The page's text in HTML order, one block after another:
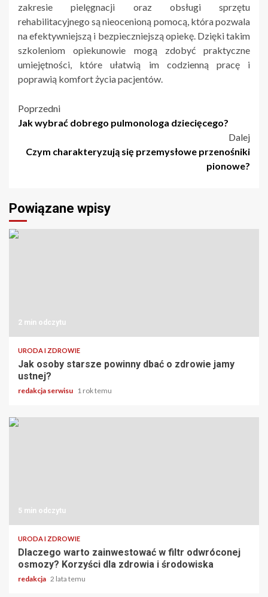
zakresie pielęgnacji oraz obsługi sprzętu
rehabilitacyjnego są nieocenioną pomocą, która pozwala
na efektywniejszą i bezpieczniejszą opiekę. Dzięki takim
szkoleniom opiekunowie mogą zdobyć praktyczne
umiejętności, które ułatwią im codzienną pracę i
poprawią komfort życia pacjentów.
Nawigacja
Poprzedni
Jak wybrać dobrego pulmonologa dziecięcego?
Dalej
Czym charakteryzują się przemysłowe przenośniki
pionowe?
Powiązane wpisy
2 min odczytu
URODA I ZDROWIE
Jak osoby starsze powinny dbać o zdrowie jamy
ustnej?
redakcja serwisu 1 rok temu
5 min odczytu
URODA I ZDROWIE
Dlaczego warto zainwestować w filtr odwróconej
osmozy? Korzyści dla zdrowia i środowiska
redakcja 2 lata temu